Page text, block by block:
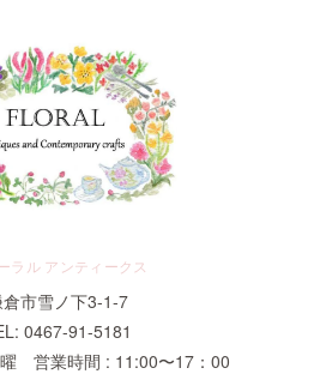
ラル アンティークス
市雪ノ下3-1-7
0467-91-5181
営業時間 : 11:00〜17：00